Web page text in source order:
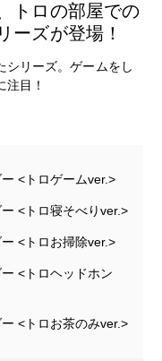
トロの部屋での
ーズが登場！
シリーズ。ゲームをし
目！
<トロゲームver.>
<トロ寝そべりver.>
<トロお掃除ver.>
<トロヘッドホン
<トロお茶のみver.>